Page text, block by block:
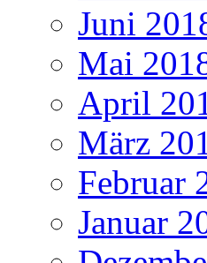
Juni
Mai
April
März
Februar
Januar